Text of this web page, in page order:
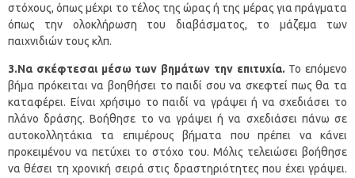
στόχους, όπως μέχρι το τέλος της ώρας ή της μέρας για πράγματα
όπως την ολοκλήρωση του διαβάσματος, το μάζεμα των
παιχνιδιών τους κλπ.
3.Να σκέφτεσαι μέσω των βημάτων την επιτυχία. Το επόμενο
βήμα πρόκειται να βοηθήσει το παιδί σου να σκεφτεί πως θα τα
καταφέρει. Είναι χρήσιμο το παιδί να γράψει ή να σχεδιάσει το
πλάνο δράσης. Βοήθησε το να γράψει ή να σχεδιάσει πάνω σε
αυτοκολλητάκια τα επιμέρους βήματα που πρέπει να κάνει
προκειμένου να πετύχει το στόχο του. Μόλις τελειώσει βοήθησε
να θέσει τη χρονική σειρά στις δραστηριότητες που έχει γράψει.